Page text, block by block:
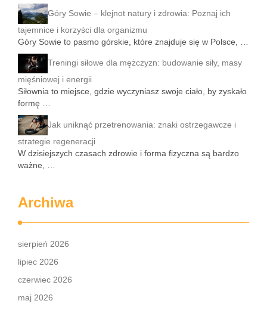
Góry Sowie – klejnot natury i zdrowia: Poznaj ich
tajemnice i korzyści dla organizmu
Góry Sowie to pasmo górskie, które znajduje się w Polsce, …
Treningi siłowe dla mężczyzn: budowanie siły, masy
mięśniowej i energii
Siłownia to miejsce, gdzie wyczyniasz swoje ciało, by zyskało
formę …
Jak uniknąć przetrenowania: znaki ostrzegawcze i
strategie regeneracji
W dzisiejszych czasach zdrowie i forma fizyczna są bardzo
ważne, …
Archiwa
sierpień 2026
lipiec 2026
czerwiec 2026
maj 2026